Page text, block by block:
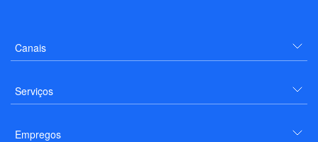
Canais
Serviços
Empregos